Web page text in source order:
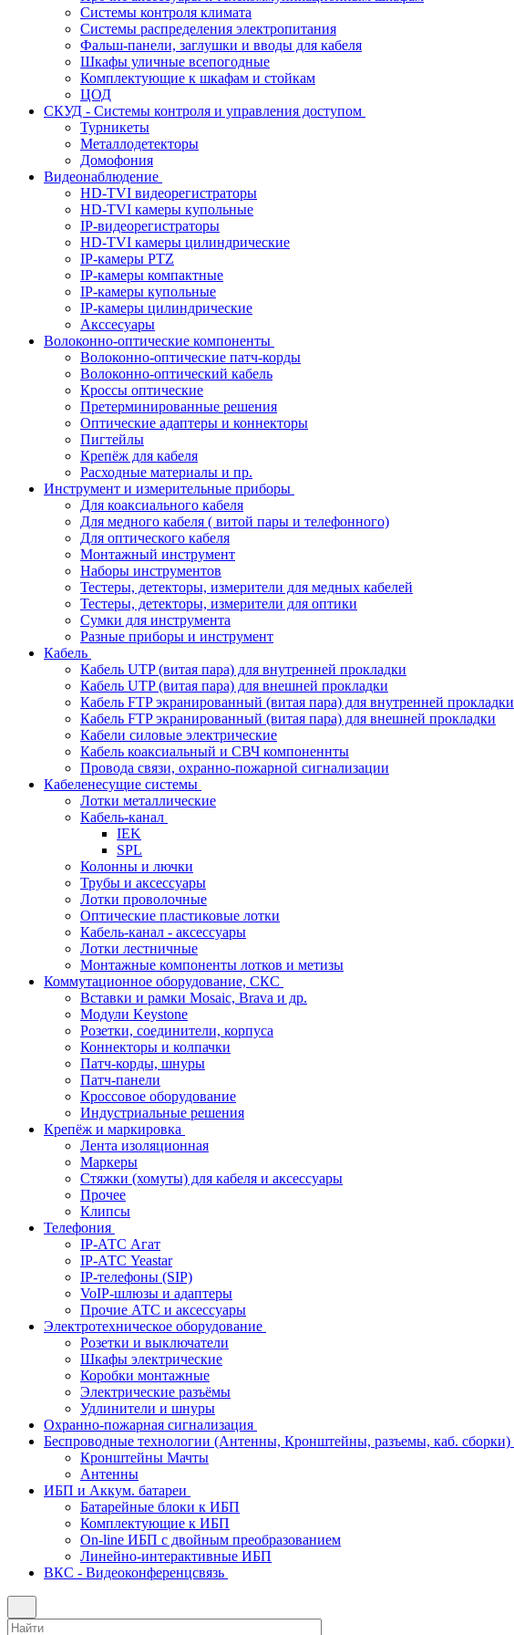
Системы контроля климата
Системы распределения электропитания
Фальш-панели, заглушки и вводы для кабеля
Шкафы уличные всепогодные
Комплектующие к шкафам и стойкам
ЦОД
СКУД - Системы контроля и управления доступом
Турникеты
Металлодетекторы
Домофония
Видеонаблюдение
HD-TVI видеорегистраторы
HD-TVI камеры купольные
IP-видеорегистраторы
HD-TVI камеры цилиндрические
IP-камеры PTZ
IP-камеры компактные
IP-камеры купольные
IP-камеры цилиндрические
Акссесуары
Волоконно-оптические компоненты
Волоконно-оптические патч-корды
Волоконно-оптический кабель
Кроссы оптические
Претерминированные решения
Оптические адаптеры и коннекторы
Пигтейлы
Крепёж для кабеля
Расходные материалы и пр.
Инструмент и измерительные приборы
Для коаксиального кабеля
Для медного кабеля ( витой пары и телефонного)
Для оптического кабеля
Монтажный инструмент
Наборы инструментов
Тестеры, детекторы, измерители для медных кабелей
Тестеры, детекторы, измерители для оптики
Сумки для инструмента
Разные приборы и инструмент
Кабель
Кабель UTP (витая пара) для внутренней прокладки
Кабель UTP (витая пара) для внешней прокладки
Кабель FTP экранированный (витая пара) для внутренней прокладки
Кабель FTP экранированный (витая пара) для внешней прокладки
Кабели силовые электрические
Кабель коаксиальный и СВЧ компоненнты
Провода связи, охранно-пожарной сигнализации
Кабеленесущие системы
Лотки металлические
Кабель-канал
IEK
SPL
Колонны и лючки
Трубы и аксессуары
Лотки проволочные
Оптические пластиковые лотки
Кабель-канал - аксессуары
Лотки лестничные
Монтажные компоненты лотков и метизы
Коммутационное оборудование, СКС
Вставки и рамки Mosaic, Brava и др.
Модули Keystone
Розетки, соединители, корпуса
Коннекторы и колпачки
Патч-корды, шнуры
Патч-панели
Кроссовое оборудование
Индустриальные решения
Крепёж и маркировка
Лента изоляционная
Маркеры
Стяжки (хомуты) для кабеля и аксессуары
Прочее
Клипсы
Телефония
IP-АТС Агат
IP-АТС Yeastar
IP-телефоны (SIP)
VoIP-шлюзы и адаптеры
Прочие АТС и аксессуары
Электротехническое оборудование
Розетки и выключатели
Шкафы электрические
Коробки монтажные
Электрические разъёмы
Удлинители и шнуры
Охранно-пожарная сигнализация
Беспроводные технологии (Антенны, Кронштейны, разъемы, каб. сборки)
Кронштейны Мачты
Антенны
ИБП и Аккум. батареи
Батарейные блоки к ИБП
Комплектующие к ИБП
On-line ИБП с двойным преобразованием
Линейно-интерактивные ИБП
ВКС - Видеоконференцсвязь